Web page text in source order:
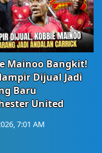
Mainoo Bangkit!
Dijual Jadi
Baru
United
7:01 AM